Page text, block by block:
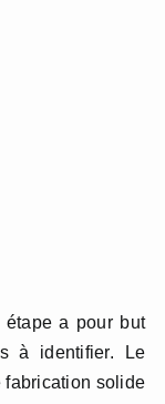
a pour but
à identifier. Le
fabrication solide